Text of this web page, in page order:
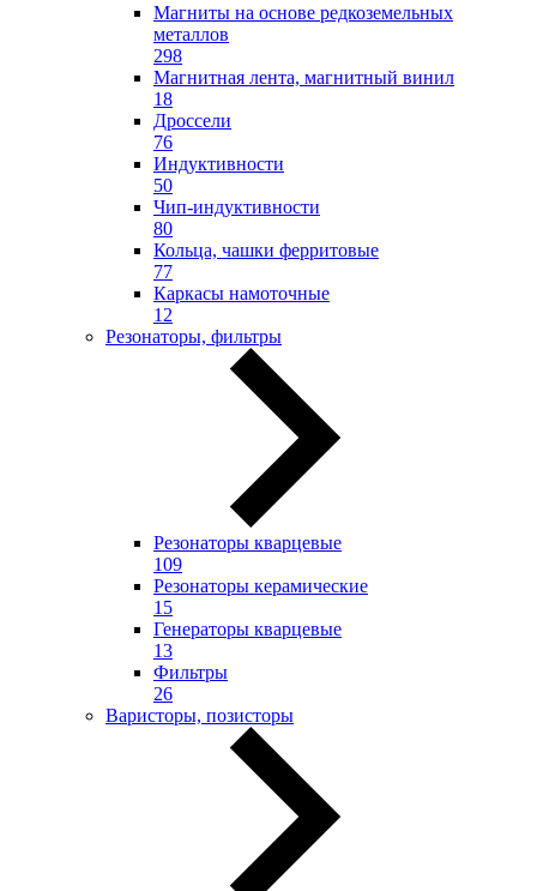
Магниты на основе редкоземельных
металлов
298
Магнитная лента, магнитный винил
18
Дроссели
76
Индуктивности
50
Чип-индуктивности
80
Кольца, чашки ферритовые
77
Каркасы намоточные
12
Резонаторы, фильтры
Резонаторы кварцевые
109
Резонаторы керамические
15
Генераторы кварцевые
13
Фильтры
26
Варисторы, позисторы